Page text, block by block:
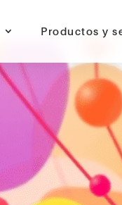
Productos y